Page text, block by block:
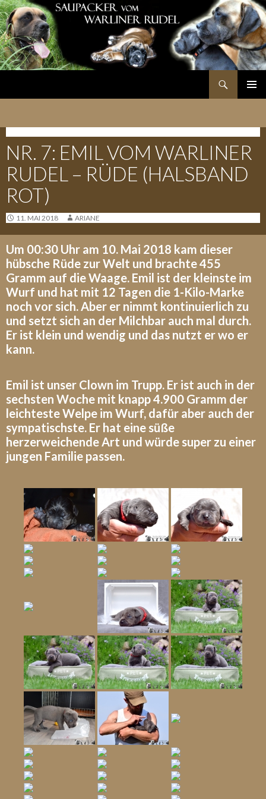
NR. 7: EMIL VOM WARLINER
RUDEL – RÜDE (HALSBAND
ROT)
11. MAI 2018 ARIANE
Um 00:30 Uhr am 10. Mai 2018 kam dieser
hübsche Rüde zur Welt und brachte 455
Gramm auf die Waage. Emil ist der kleinste im
Wurf und hat mit 12 Tagen die 1-Kilo-Marke
noch vor sich. Aber er nimmt kontinuierlich zu
und setzt sich an der Milchbar auch mal durch.
Er ist klein und wendig und das nutzt er wo er
kann.
Emil ist unser Clown im Trupp. Er ist auch in der
sechsten Woche mit knapp 4.900 Gramm der
leichteste Welpe im Wurf, dafür aber auch der
sympatischste. Er hat eine süße
herzerweichende Art und würde super zu einer
jungen Familie passen.